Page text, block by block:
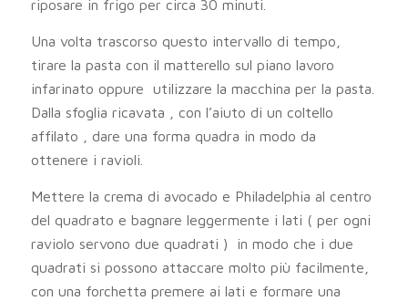
riposare in frigo per circa 30 minuti.
Una volta trascorso questo intervallo di tempo,
tirare la pasta con il matterello sul piano lavoro
infarinato oppure utilizzare la macchina per la pasta.
Dalla sfoglia ricavata , con l’aiuto di un coltello
affilato , dare una forma quadra in modo da
ottenere i ravioli.
Mettere la crema di avocado e Philadelphia al centro
del quadrato e bagnare leggermente i lati ( per ogni
raviolo servono due quadrati ) in modo che i due
quadrati si possono attaccare molto più facilmente,
con una forchetta premere ai lati e formare una